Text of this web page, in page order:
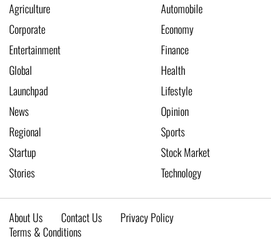
Agriculture
Automobile
Corporate
Economy
Entertainment
Finance
Global
Health
Launchpad
Lifestyle
News
Opinion
Regional
Sports
Startup
Stock Market
Stories
Technology
About Us Contact Us
Privacy Policy
Terms & Conditions